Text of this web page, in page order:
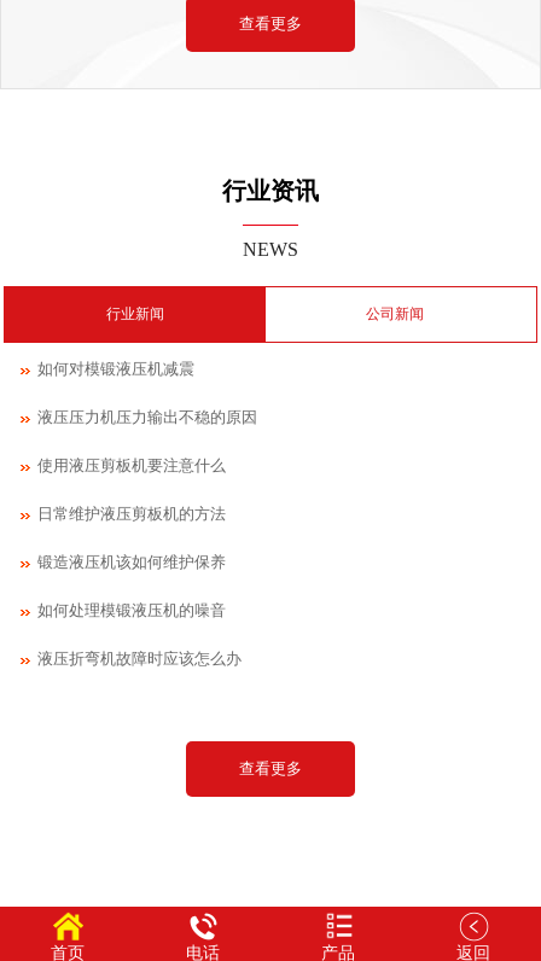
查看更多
行业资讯
NEWS
行业新闻 公司新闻
如何对模锻液压机减震
液压压力机压力输出不稳的原因
使用液压剪板机要注意什么
日常维护液压剪板机的方法
锻造液压机该如何维护保养
如何处理模锻液压机的噪音
液压折弯机故障时应该怎么办
查看更多
首页 电话 产品 返回